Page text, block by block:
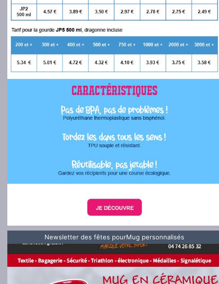
Newsletter des fêtes pourMug personnalisés